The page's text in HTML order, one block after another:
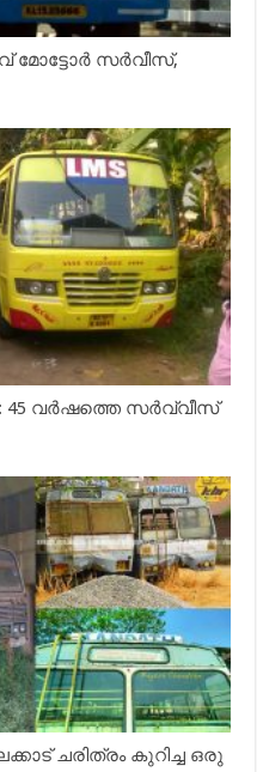
മോട്ടോര്‍ സര്‍വീസ്,
45 വർഷത്തെ സർവ്വീസ്
ചരിത്രം കുറിച്ച ഒരു